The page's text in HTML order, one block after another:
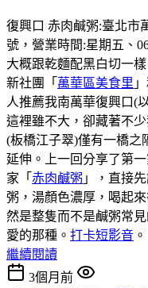
復興口 赤肉鹹粥:臺北市
號，營業時間:星期五、
大概跟乾麵配黑白切一
新社團「 萬華區美食里
人推薦我南萬華復興口(
這裡雖不大，卻藏著不
(板橋江子翠)僅有一橋之
延伸。上一回分享了第
家「 赤肉鹹粥 」，直接
粥，湯顏色濃厚，喝起
然是整隻而不是鹹粥常
愛的那種。 打卡短影音 。
繼續閱讀
3個月前